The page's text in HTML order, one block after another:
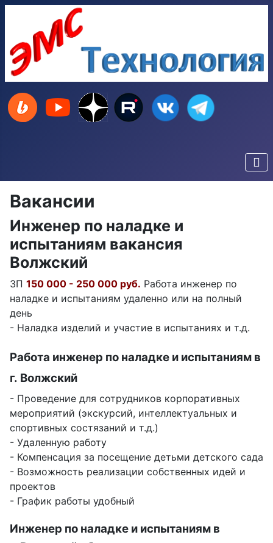
Вакансии
Инженер по наладке и
испытаниям вакансия
Волжский
ЗП 150 000 - 250 000 руб. Работа инженер по
наладке и испытаниям удаленно или на полный
день
- Наладка изделий и участие в испытаниях и т.д.
Работа инженер по наладке и испытаниям в
г. Волжский
- Проведение для сотрудников корпоративных
мероприятий (экскурсий, интеллектуальных и
спортивных состязаний и т.д.)
- Удаленную работу
- Компенсация за посещение детьми детского сада
- Возможность реализации собственных идей и
проектов
- График работы удобный
Инженер по наладке и испытаниям в